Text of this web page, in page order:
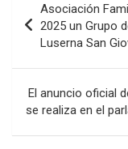
o
o
k
de
entradas
Asociación
2025 un Grupo
Luserna San
El anuncio oficial
se realiza en el